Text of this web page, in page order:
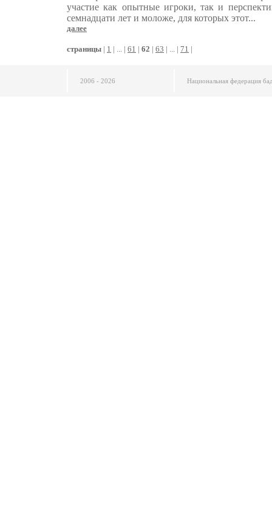
участие как опытные игроки, так и
семнадцати лет и моложе, для которых этот...
далее
cтраницы | 1 | ... | 61 | 62 | 63 | ... | 71 |
2006 - 2026 Национальная федерация